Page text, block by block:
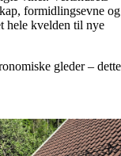
formidlingsevne og
hele kvelden til nye
gleder – dette